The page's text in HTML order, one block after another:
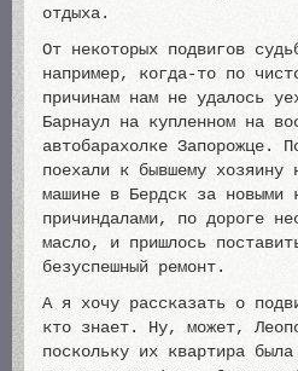
отдыха.
От некоторых подвигов
например, когда-то по
причинам нам не удалось
Барнаул на купленном на
автобарахолке Запорожце.
поехали к бывшему хозяину
машине в Бердск за новыми
причиндалами, по дороге
масло, и пришлось
безуспешный ремонт.
А я хочу рассказать о
кто знает. Ну, может,
поскольку их квартира